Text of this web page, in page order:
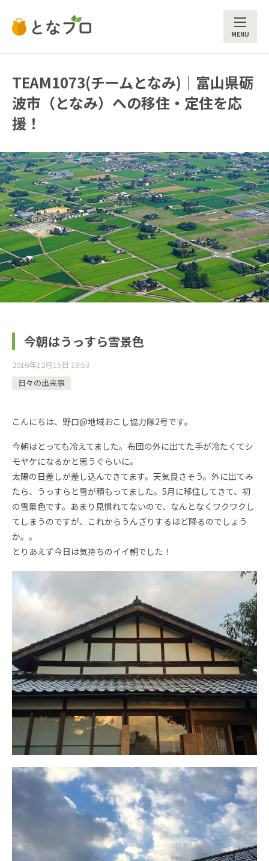
TEAM1073(チームとなみ)｜富山県砺
波市（となみ）への移住・定住を応
援！
今朝はうっすら雪景色
2016年12月15日 18:53
日々の出来事
こんにちは、野口@地域おこし協力隊2号です。
今朝はとっても冷えてました。布団の外に出てた手が冷たくてシ
モヤケになるかと思うぐらいに。
太陽の日差しが差し込んできてます。天気良さそう。外に出てみ
たら、うっすらと雪が積もってました。5月に移住してきて、初
の雪景色です。あまり見慣れてないので、なんとなくワクワクし
てしまうのですが、これからうんざりするほど降るのでしょう
か。。
とりあえず今日は気持ちのイイ朝でした！